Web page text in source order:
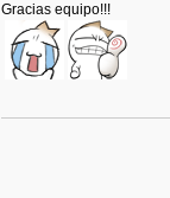
Gracias equipo!!!